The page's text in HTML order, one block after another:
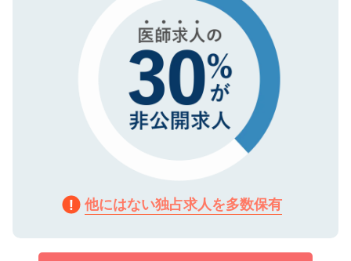
他にはない独占求人を多数保有